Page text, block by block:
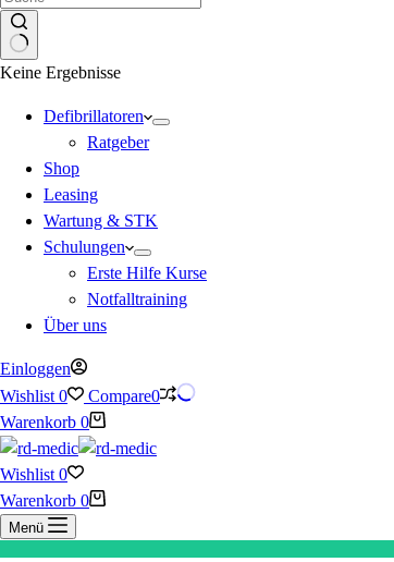
Keine Ergebnisse
Defibrillatoren
Ratgeber
Shop
Leasing
Wartung & STK
Schulungen
Erste Hilfe Kurse
Notfalltraining
Über uns
Einloggen
Wishlist 0 Compare0
Warenkorb 0
Wishlist 0
Warenkorb 0
Menü